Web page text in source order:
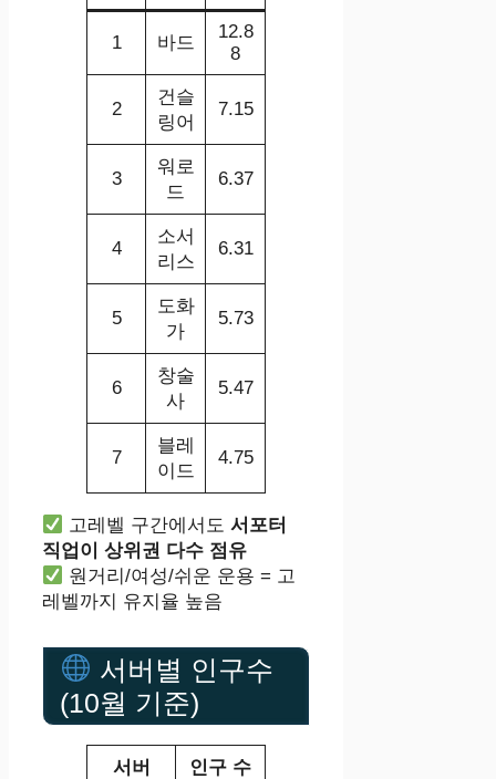
1 바드
12.8
8
2
건슬
링어
7.15
3
워로
드
6.37
4
소서
리스
6.31
5
도화
가
5.73
6
창술
사
5.47
7
블레
이드
4.75
고레벨 구간에서도서포터
직업이 상위권 다수 점유
원거리/여성/쉬운 운용 = 고
레벨까지 유지율 높음
서버별 인구수
(10월 기준)
서버 인구 수